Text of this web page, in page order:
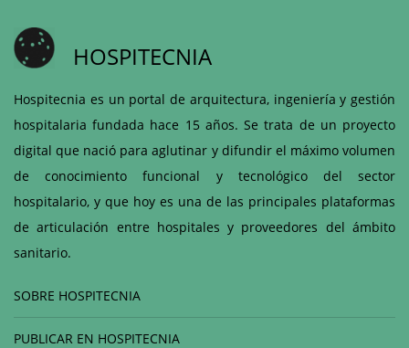
HOSPITECNIA
Hospitecnia es un portal de arquitectura, ingeniería y gestión
hospitalaria fundada hace 15 años. Se trata de un proyecto
digital que nació para aglutinar y difundir el máximo volumen
de conocimiento funcional y tecnológico del sector
hospitalario, y que hoy es una de las principales plataformas
de articulación entre hospitales y proveedores del ámbito
sanitario.
SOBRE HOSPITECNIA
PUBLICAR EN HOSPITECNIA